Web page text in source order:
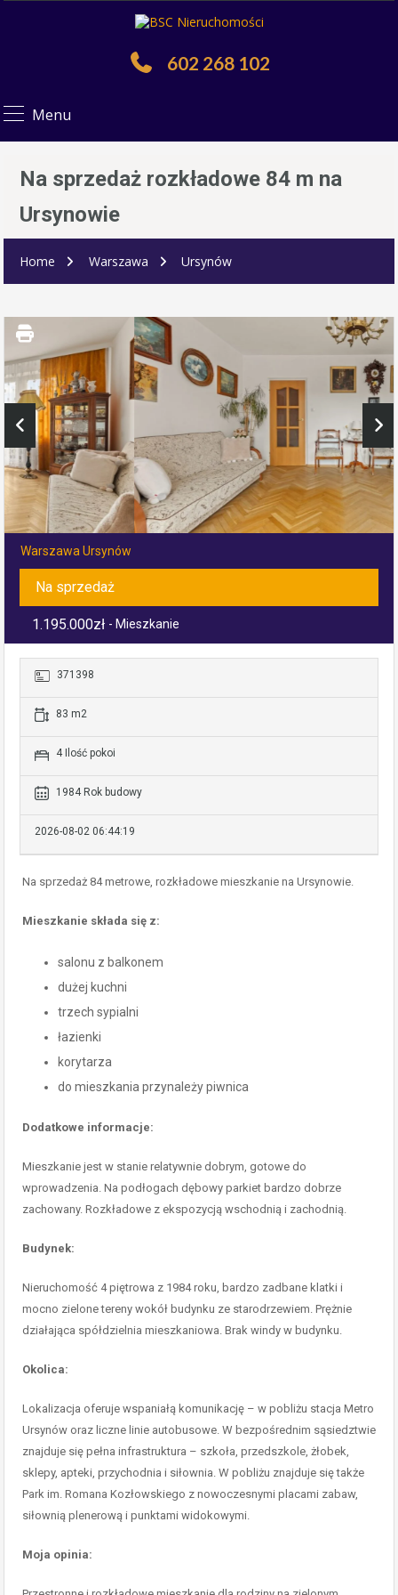
602 268 102
Menu
Na sprzedaż rozkładowe 84 m na
Ursynowie
Home Warszawa Ursynów
Warszawa Ursynów
Na sprzedaż
1.195.000zł - Mieszkanie
371398
83 m2
4 Ilość pokoi
1984 Rok budowy
2026-08-02 06:44:19
Na sprzedaż 84 metrowe, rozkładowe mieszkanie na Ursynowie.
Mieszkanie składa się z:
salonu z balkonem
dużej kuchni
trzech sypialni
łazienki
korytarza
do mieszkania przynależy piwnica
Dodatkowe informacje:
Mieszkanie jest w stanie relatywnie dobrym, gotowe do
wprowadzenia. Na podłogach dębowy parkiet bardzo dobrze
zachowany. Rozkładowe z ekspozycją wschodnią i zachodnią.
Budynek:
Nieruchomość 4 piętrowa z 1984 roku, bardzo zadbane klatki i
mocno zielone tereny wokół budynku ze starodrzewiem. Prężnie
działająca spółdzielnia mieszkaniowa. Brak windy w budynku.
Okolica:
Lokalizacja oferuje wspaniałą komunikację – w pobliżu stacja Metro
Ursynów oraz liczne linie autobusowe. W bezpośrednim sąsiedztwie
znajduje się pełna infrastruktura – szkoła, przedszkole, żłobek,
sklepy, apteki, przychodnia i siłownia. W pobliżu znajduje się także
Park im. Romana Kozłowskiego z nowoczesnymi placami zabaw,
siłownią plenerową i punktami widokowymi.
Moja opinia: